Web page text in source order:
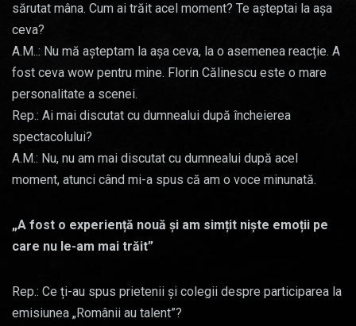
sărutat mâna. Cum ai trăit acel moment? Te așteptai la așa
ceva?
A.M..: Nu mă așteptam la așa ceva, la o asemenea reacție. A
fost ceva wow pentru mine. Florin Călinescu este o mare
personalitate a scenei.
Rep.: Ai mai discutat cu dumnealui după încheierea
spectacolului?
A.M.: Nu, nu am mai discutat cu dumnealui după acel
moment, atunci când mi-a spus că am o voce minunată.
„A fost o experiență nouă și am simțit niște emoții pe
care nu le-am mai trăit”
Rep.: Ce ți-au spus prietenii și colegii despre participarea la
emisiunea „Românii au talent”?